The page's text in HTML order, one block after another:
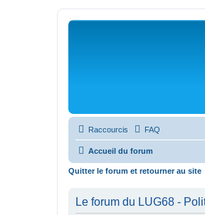
Raccourcis FAQ
Accueil du forum
Quitter le forum et retourner au site
Le forum du LUG68 -